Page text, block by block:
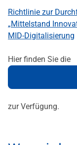
Richtlinie zur
„Mittelstand
MID-Digitalisierung
Hier finden Sie die
zur Verfügung.